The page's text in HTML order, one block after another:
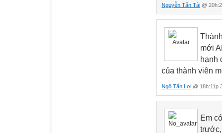
Nguyễn Tấn Tài @
mới
hạnh
của thành viên
Ngô Tấn Lợi @ 18h:11p
Em
trước,